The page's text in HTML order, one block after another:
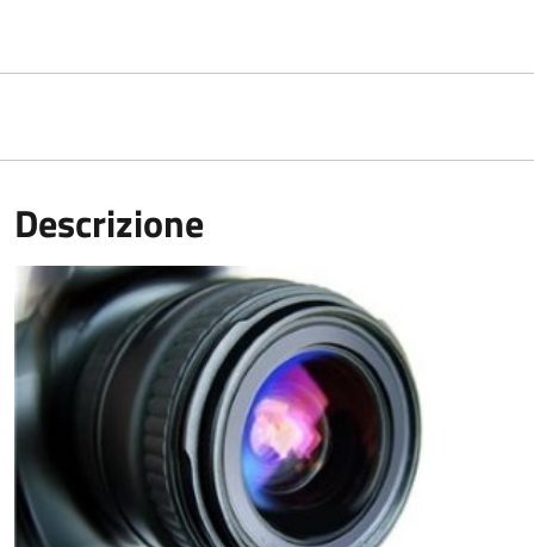
Descrizione